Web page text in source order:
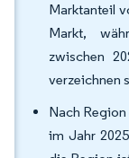
Marktanteil
Markt,
zwischen
verzeichnen
Nach
im Jahr